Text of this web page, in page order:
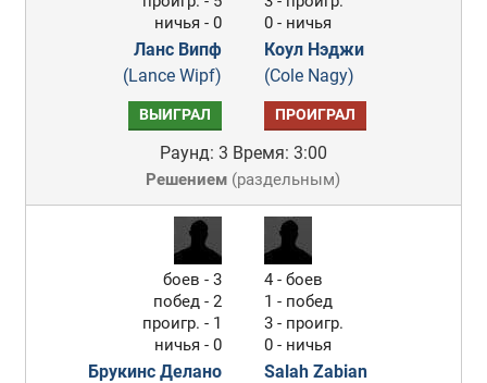
ничья - 0
Ланс Випф
(Lance Wipf)
0 - ничья
Коул Нэджи
(Cole Nagy)
ВЫИГРАЛ ПРОИГРАЛ
Раунд: 3 Время: 3:00
Решением (раздельным)
боев - 3
побед - 2
проигр. - 1
ничья - 0
Брукинс Делано
4 - боев
1 - побед
3 - проигр.
0 - ничья
Salah Zabian